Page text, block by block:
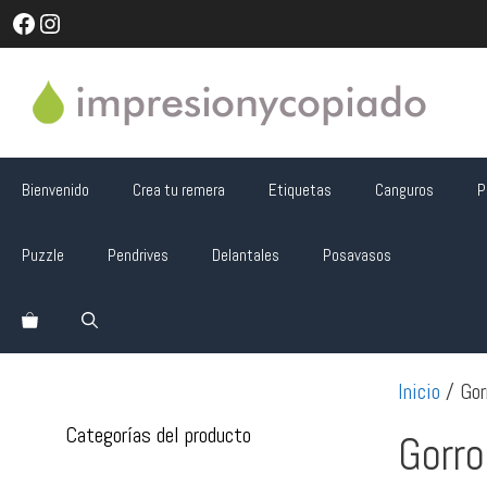
Saltar
al
contenido
Facebook
Instagram
Bienvenido Crea tu remera Etiquetas Canguros
Puzzle Pendrives Delantales Posavasos
Inicio /
Categorías del producto